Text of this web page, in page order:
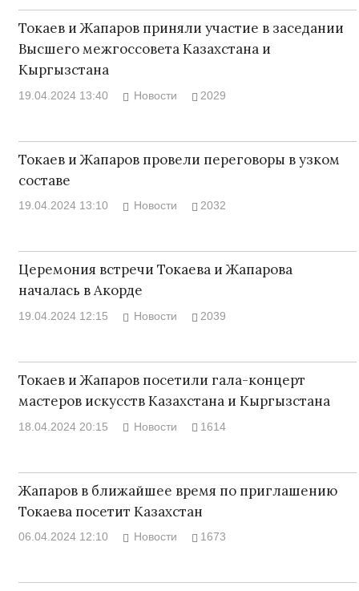
Токаев и Жапаров приняли участие в заседании
Высшего межгоссовета Казахстана и
Кыргызстана
19.04.2024 13:40 Новости 2029
Токаев и Жапаров провели переговоры в узком
составе
19.04.2024 13:10 Новости 2032
Церемония встречи Токаева и Жапарова
началась в Акорде
19.04.2024 12:15 Новости 2039
Токаев и Жапаров посетили гала-концерт
мастеров искусств Казахстана и Кыргызстана
18.04.2024 20:15 Новости 1614
Жапаров в ближайшее время по приглашению
Токаева посетит Казахстан
06.04.2024 12:10 Новости 1673